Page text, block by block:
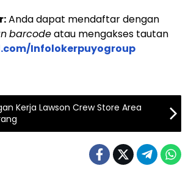
Anda dapat mendaftar dengan
barcodeatau mengakses tautan
Infolokerpuyogroup
Kerja Lawson Crew Store Area